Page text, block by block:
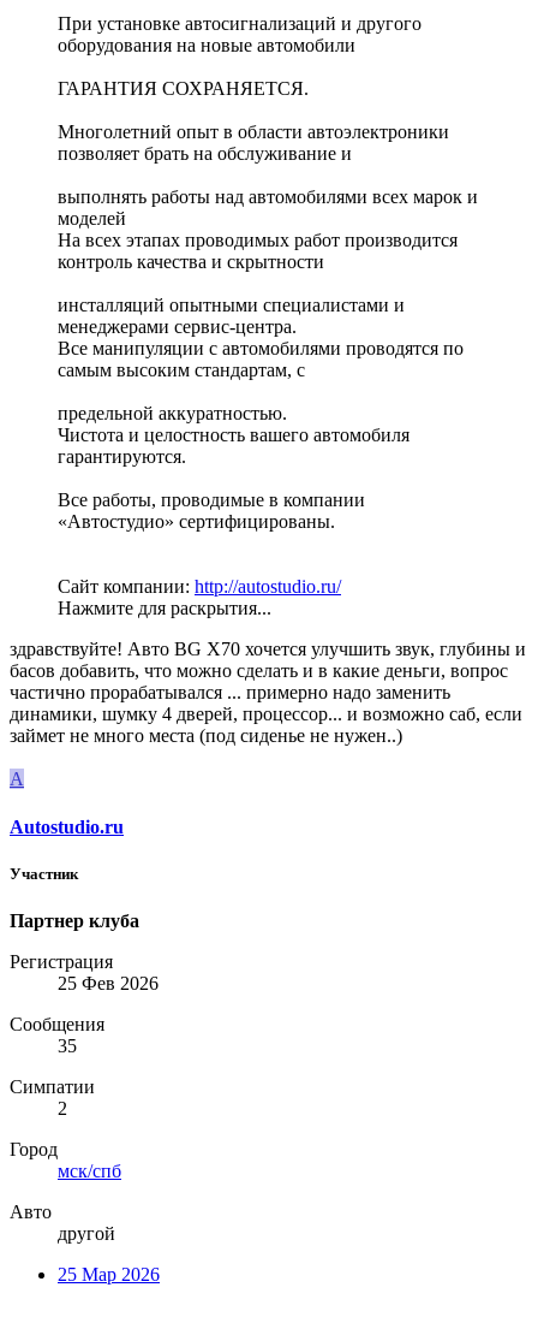
При установке автосигнализаций и другого
оборудования на новые автомобили
ГАРАНТИЯ СОХРАНЯЕТСЯ.
Многолетний опыт в области автоэлектроники
позволяет брать на обслуживание и
выполнять работы над автомобилями всех марок и
моделей
На всех этапах проводимых работ производится
контроль качества и скрытности
инсталляций опытными специалистами и
менеджерами сервис-центра.
Все манипуляции с автомобилями проводятся по
самым высоким стандартам, с
предельной аккуратностью.
Чистота и целостность вашего автомобиля
гарантируются.
Все работы, проводимые в компании
«Автостудио» сертифицированы.
Сайт компании: http://autostudio.ru/
Нажмите для раскрытия...
здравствуйте! Авто BG Х70 хочется улучшить звук, глубины и
басов добавить, что можно сделать и в какие деньги, вопрос
частично прорабатывался ... примерно надо заменить
динамики, шумку 4 дверей, процессор... и возможно саб, если
займет не много места (под сиденье не нужен..)
A
Autostudio.ru
Участник
Партнер клуба
Регистрация
25 Фев 2026
Сообщения
35
Симпатии
2
Город
мск/спб
Авто
другой
25 Мар 2026